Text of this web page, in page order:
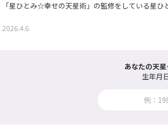
「星ひとみ☆幸せの天星術」の監修をしている星
2026.4.6
あなたの天
生年月